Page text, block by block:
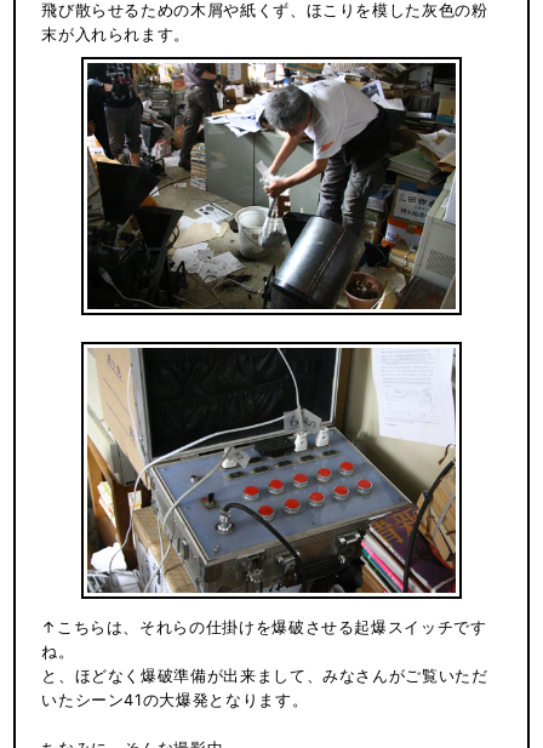
飛び散らせるための木屑や紙くず、ほこりを模した灰色の粉
末が入れられます。
↑こちらは、それらの仕掛けを爆破させる起爆スイッチです
ね。
と、ほどなく爆破準備が出来まして、みなさんがご覧いただ
いたシーン41の大爆発となります。